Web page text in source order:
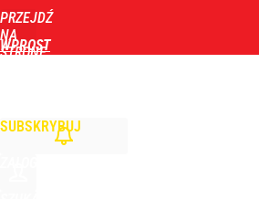
PRZEJDŹ
NA
STRONĘ
WPROST
SUBSKRYBUJ
dodaj